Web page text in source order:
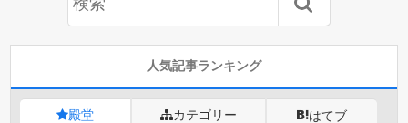
人気記事ランキング
殿堂 カテゴリー はてブ